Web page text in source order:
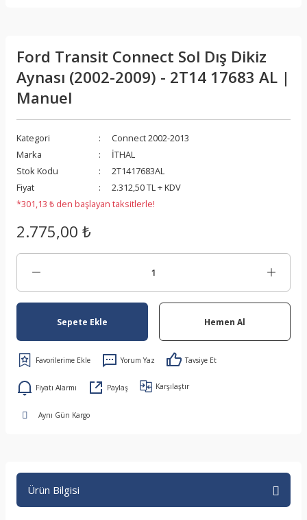
Ford Transit Connect Sol Dış Dikiz
Aynası (2002-2009) - 2T14 17683 AL |
Manuel
Kategori
Connect 2002-2013
Marka
İTHAL
Stok Kodu
2T1417683AL
Fiyat
2.312,50 TL + KDV
*301,13 ₺ den başlayan taksitlerle!
2.775,00 ₺
Sepete Ekle Hemen Al
Yorum Yaz Tavsiye Et
Fiyatı Alarmı Paylaş Karşılaştır
Aynı Gün Kargo
Ürün Bilgisi